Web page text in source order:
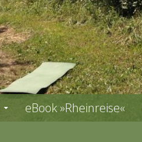
eBook »Rheinreise«